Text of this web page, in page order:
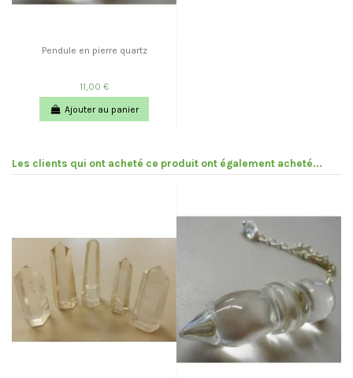
Pendule en pierre quartz
11,00 €
Ajouter au panier
Les clients qui ont acheté ce produit ont également acheté...